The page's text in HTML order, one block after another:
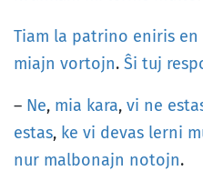
Tiam la patrino eniris en
miajn vortojn. Ŝi tuj
– Ne, mia kara, vi ne
estas, ke vi devas lerni
nur malbonajn notojn.